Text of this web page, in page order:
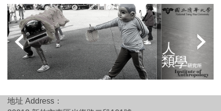
地址 Address：